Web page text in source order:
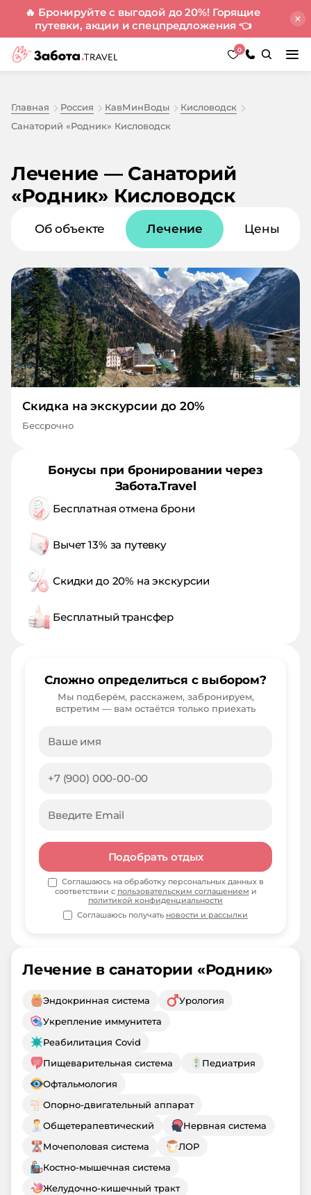
🔥 Бронируйте с выгодой до 20%! Горящие
путевки, акции и спецпредложения 👈
0
Главная Россия КавМинВоды
Кисловодск
Санаторий «Родник» Кисловодск
Лечение — Санаторий
«Родник» Кисловодск
Об объекте Лечение Цены
Лечение в санатории «Родник»
Эндокринная система
Урология
Укрепление иммунитета
Реабилитация Covid
Пищеварительная система
Педиатрия
Офтальмология
Опорно-двигательный аппарат
Общетерапевтический
Нервная система
Мочеполовая система
ЛОР
Костно-мышечная система
Желудочно-кишечный тракт
Скидка на экскурсии до 20%
Бессрочно
Бонусы при бронировании через
Забота.Travel
Бесплатная отмена брони
Вычет 13% за путевку
Скидки до 20% на экскурсии
Бесплатный трансфер
Сложно определиться с выбором?
Мы подберём, расскажем, забронируем,
встретим — вам остаётся только приехать
Подобрать отдых
Соглашаюсь на обработку персональных данных в
соответствии с пользовательским соглашением и
политикой конфиденциальности
Соглашаюсь получать новости и рассылки